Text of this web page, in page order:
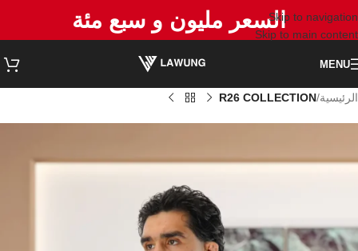
Skip to navigation
Skip to main content
السعر مليون و سبع مئة
MENU
الرئيسية R26 COLLECTION